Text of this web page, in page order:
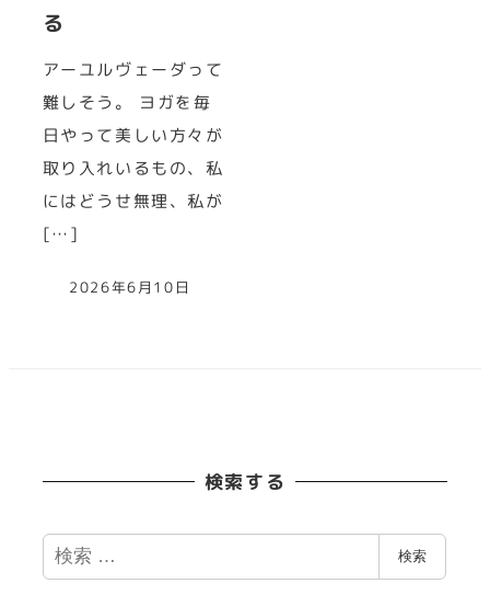
る
アーユルヴェーダって
難しそう。 ヨガを毎
日やって美しい方々が
取り入れいるもの、私
にはどうせ無理、私が
[…]
2026年6月10日
検索する
検
索
検索